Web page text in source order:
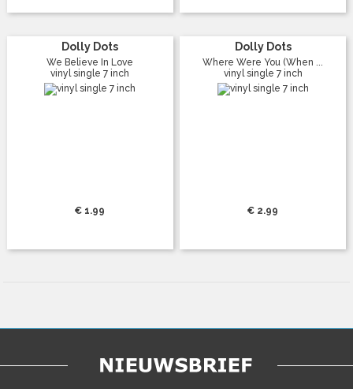
Dolly Dots
We Believe In Love
vinyl single 7 inch
€ 1.99
Dolly Dots
Where Were You (When ...
vinyl single 7 inch
€ 2.99